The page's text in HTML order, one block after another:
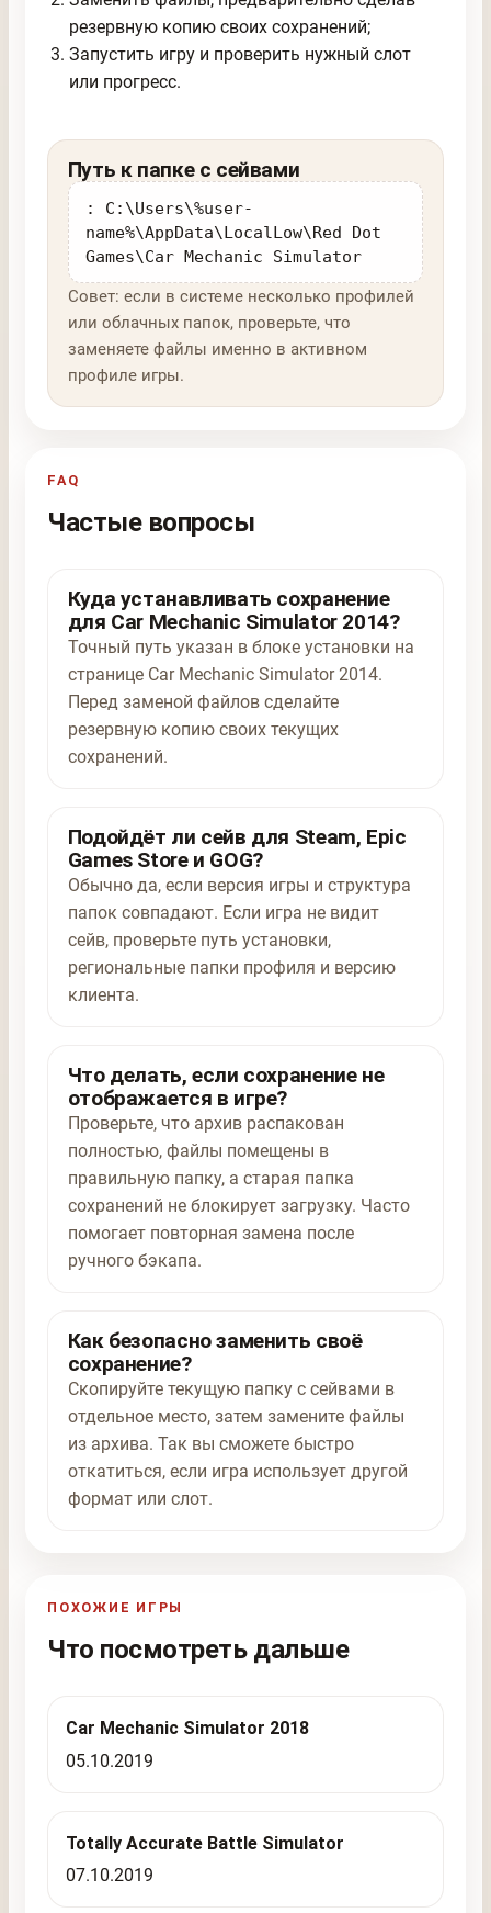
резервную копию своих сохранений;
Запустить игру и проверить нужный слот
или прогресс.
Путь к папке с сейвами
: C:\Users\%user-
name%\AppData\LocalLow\Red Dot
Games\Car Mechanic Simulator
Совет: если в системе несколько профилей
или облачных папок, проверьте, что
заменяете файлы именно в активном
профиле игры.
FAQ
Частые вопросы
Куда устанавливать сохранение
для Car Mechanic Simulator 2014?
Точный путь указан в блоке установки на
странице Car Mechanic Simulator 2014.
Перед заменой файлов сделайте
резервную копию своих текущих
сохранений.
Подойдёт ли сейв для Steam, Epic
Games Store и GOG?
Обычно да, если версия игры и структура
папок совпадают. Если игра не видит
сейв, проверьте путь установки,
региональные папки профиля и версию
клиента.
Что делать, если сохранение не
отображается в игре?
Проверьте, что архив распакован
полностью, файлы помещены в
правильную папку, а старая папка
сохранений не блокирует загрузку. Часто
помогает повторная замена после
ручного бэкапа.
Как безопасно заменить своё
сохранение?
Скопируйте текущую папку с сейвами в
отдельное место, затем замените файлы
из архива. Так вы сможете быстро
откатиться, если игра использует другой
формат или слот.
ПОХОЖИЕ ИГРЫ
Что посмотреть дальше
Car Mechanic Simulator 2018
05.10.2019
Totally Accurate Battle Simulator
07.10.2019